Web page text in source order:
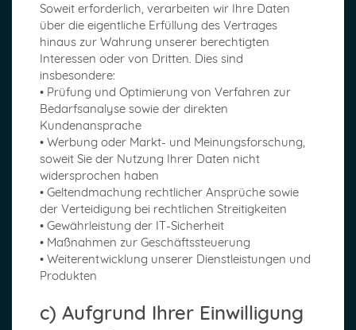
Soweit erforderlich, verarbeiten wir Ihre Daten
über die eigentliche Erfüllung des Vertrages
hinaus zur Wahrung unserer berechtigten
Interessen oder von Dritten. Dies sind
insbesondere:
• Prüfung und Optimierung von Verfahren zur
Bedarfsanalyse sowie der direkten
Kundenansprache
• Werbung oder Markt- und Meinungsforschung,
soweit Sie der Nutzung Ihrer Daten nicht
widersprochen haben
• Geltendmachung rechtlicher Ansprüche sowie
der Verteidigung bei rechtlichen Streitigkeiten
• Gewährleistung der IT-Sicherheit
• Maßnahmen zur Geschäftssteuerung
• Weiterentwicklung unserer Dienstleistungen und
Produkten
c) Aufgrund Ihrer Einwilligung